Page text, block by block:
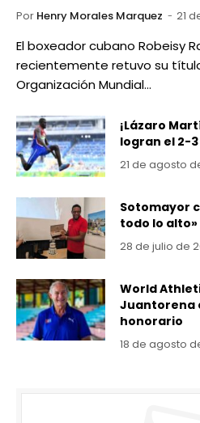
Por Henry Morales Marquez 21
El boxeador cubano Robeisy
recientemente retuvo su
Organización Mundial…
¡Lázaro
logran el 2-
21 de agosto
Sotomayor
todo lo alto»
28 de julio de
World
Juantorena
honorario
18 de agosto